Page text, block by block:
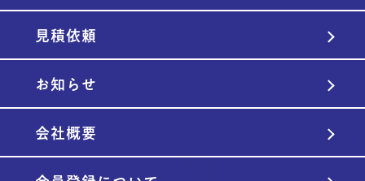
見積依頼
お知らせ
会社概要